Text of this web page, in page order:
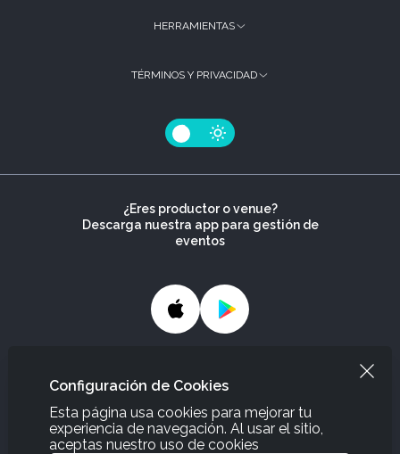
Configuración de Cookies
Esta página usa cookies para mejorar tu
experiencia de navegación. Al usar el sitio,
aceptas nuestro uso de cookies
HERRAMIENTAS
TÉRMINOS Y PRIVACIDAD
¿Eres productor o venue?
Descarga nuestra app para gestión de
eventos
¿Necesitas ayuda?
Estamos aquí para ayudarte, contáctanos y recibe
información sobre nuestros eventos y tickets.
Contáctanos